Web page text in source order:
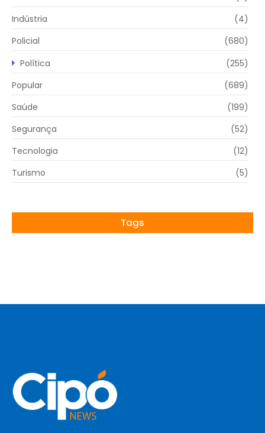
Indústria
(4)
Policial
(680)
Política
(255)
Popular
(689)
Saúde
(199)
Segurança
(52)
Tecnologia
(12)
Turismo
(5)
Tags